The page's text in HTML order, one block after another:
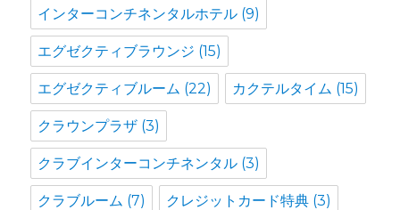
インターコンチネンタルホテル (9)
エグゼクティブラウンジ (15)
エグゼクティブルーム (22) カクテルタイム (15)
クラウンプラザ (3)
クラブインターコンチネンタル (3)
クラブルーム (7) クレジットカード特典 (3)